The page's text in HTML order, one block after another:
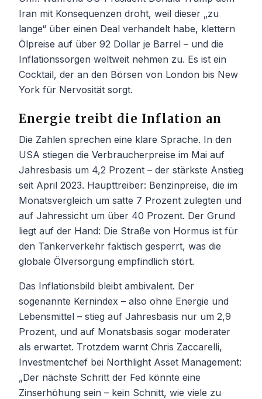
Iran mit Konsequenzen droht, weil dieser „zu
lange“ über einen Deal verhandelt habe, klettern
Ölpreise auf über 92 Dollar je Barrel – und die
Inflationssorgen weltweit nehmen zu. Es ist ein
Cocktail, der an den Börsen von London bis New
York für Nervosität sorgt.
Energie treibt die Inflation an
Die Zahlen sprechen eine klare Sprache. In den
USA stiegen die Verbraucherpreise im Mai auf
Jahresbasis um 4,2 Prozent – der stärkste Anstieg
seit April 2023. Haupttreiber: Benzinpreise, die im
Monatsvergleich um satte 7 Prozent zulegten und
auf Jahressicht um über 40 Prozent. Der Grund
liegt auf der Hand: Die Straße von Hormus ist für
den Tankerverkehr faktisch gesperrt, was die
globale Ölversorgung empfindlich stört.
Das Inflationsbild bleibt ambivalent. Der
sogenannte Kernindex – also ohne Energie und
Lebensmittel – stieg auf Jahresbasis nur um 2,9
Prozent, und auf Monatsbasis sogar moderater
als erwartet. Trotzdem warnt Chris Zaccarelli,
Investmentchef bei Northlight Asset Management:
„Der nächste Schritt der Fed könnte eine
Zinserhöhung sein – kein Schnitt, wie viele zu